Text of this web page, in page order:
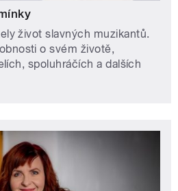
život slavných muzikantů.
o svém životě,
spoluhráčích a dalších